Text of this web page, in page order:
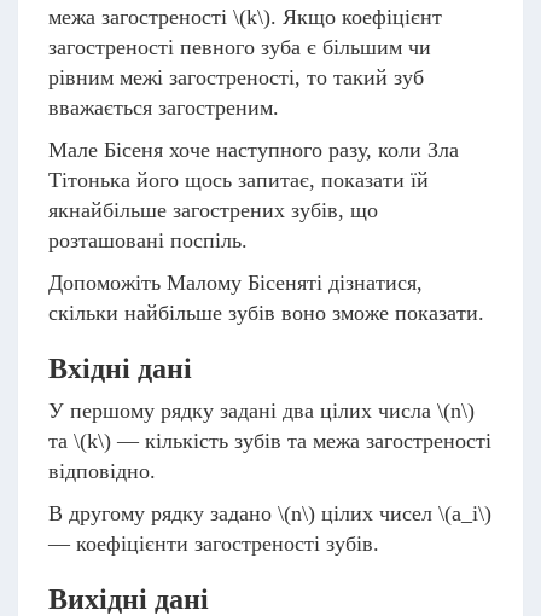
межа загостреності \(k\). Якщо коефіцієнт
загостреності певного зуба є більшим чи
рівним межі загостреності, то такий зуб
вважається загостреним.
Мале Бісеня хоче наступного разу, коли Зла
Тітонька його щось запитає, показати їй
якнайбільше загострених зубів, що
розташовані поспіль.
Допоможіть Малому Бісеняті дізнатися,
скільки найбільше зубів воно зможе показати.
Вхідні дані
У першому рядку задані два цілих числа \(n\)
та \(k\) — кількість зубів та межа загостреності
відповідно.
В другому рядку задано \(n\) цілих чисел \(a_i\)
— коефіцієнти загостреності зубів.
Вихідні дані